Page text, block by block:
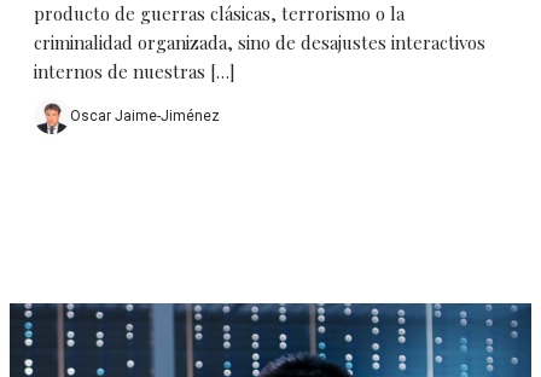
producto de guerras clásicas, terrorismo o la
criminalidad organizada, sino de desajustes interactivos
internos de nuestras […]
Oscar Jaime-Jiménez